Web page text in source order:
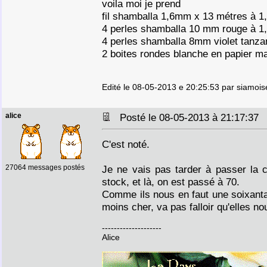
voila moi je prend
fil shamballa 1,6mm x 13 métres à
4 perles shamballa 10 mm rouge à
4 perles shamballa 8mm violet
2 boites rondes blanche en papier
Edité le 08-05-2013 e 20:25:53 par
alice
27064 messages postés
Posté le 08-05-2013 à 21:17:37
C'est noté.
Je ne vais pas tarder à passer la
stock, et là, on est passé à 70.
Comme ils nous en faut une
moins cher, va pas falloir qu'elles
--------------------
Alice